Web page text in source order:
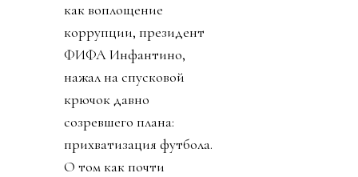
как воплощение
коррупции, президент
ФИФА Инфантино,
нажал на спусковой
крючок давно
созревшего плана:
прихватизация футбола.
О том как почти